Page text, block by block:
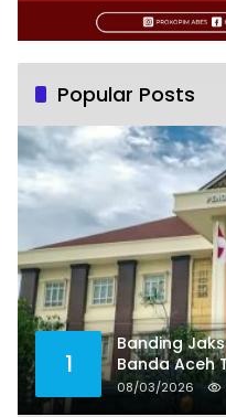
Popular Posts
1
Banding
Banda Aceh
Dua
08/03/2026